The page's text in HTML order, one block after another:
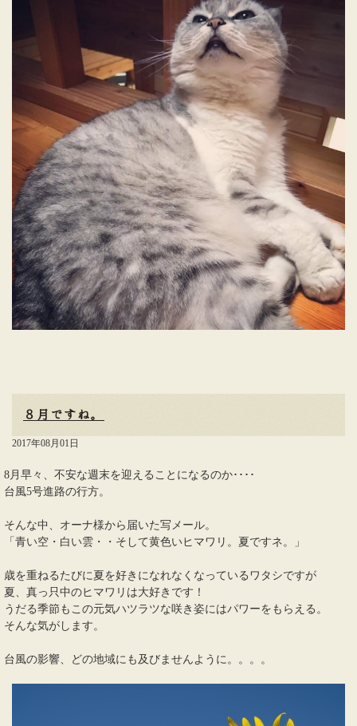
８月ですね。
2017年08月01日
8月早々、不安な週末を迎えることになるのか････
台風5号進路の行方。
そんな中、オーナ様から届いた写メール。
「青い空・白い雲・・そして黄色いヒマワリ。夏ですネ。」
歳を重ねるたびに夏を好きになれなくなっているワタシですが
夏、真っ只中のヒマワリは大好きです！
うだる季節もこの元気ハツラツな咲き姿にはパワーをもらえる。
そんな気がします。
台風の影響、どの地域にも及びませんように。。。。